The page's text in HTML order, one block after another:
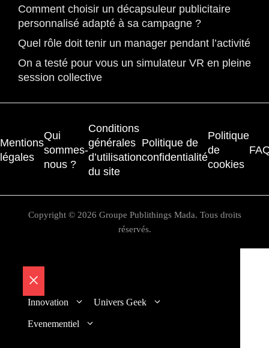
Comment choisir un décapsuleur publicitaire
personnalisé adapté à sa campagne ?
Quel rôle doit tenir un manager pendant l’activité
On a testé pour vous un simulateur VR en pleine
session collective
Mentions
légales
Qui
sommes-
nous ?
Conditions
générales
d’utilisation
du site
Politique de
confidentialité
Politique
de
cookies
Copyright © 2026 Groupe Publithings Mada. Tous droits
réservés.
Fermer
Innovation Univers Geek
Evenementiel